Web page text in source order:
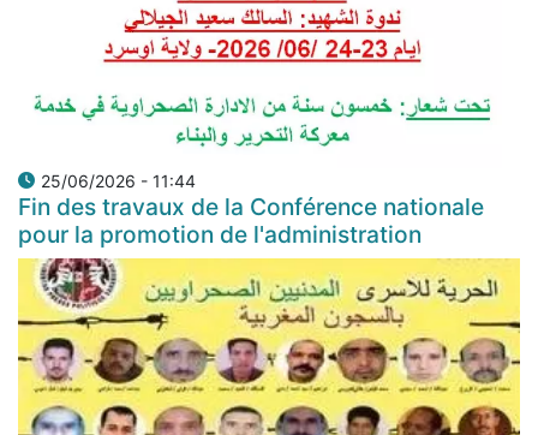
25/06/2026 - 11:44
Fin des travaux de la Conférence nationale
pour la promotion de l'administration